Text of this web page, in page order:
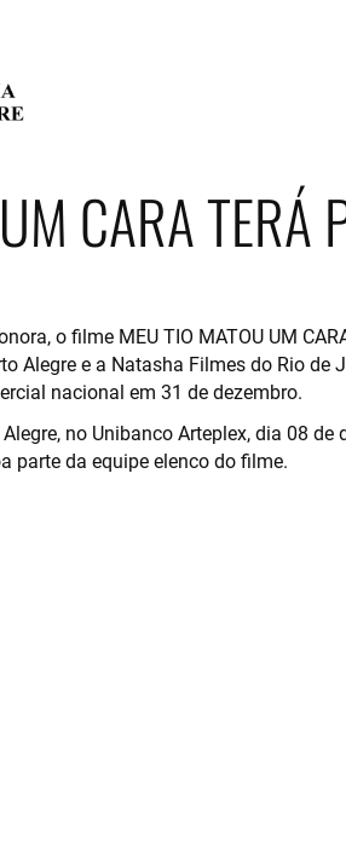
CARA TERÁ
o filme MEU TIO MATOU UM
Alegre e a Natasha Filmes do Rio de
nacional em 31 de dezembro.
no Unibanco Arteplex, dia 08 de
parte da equipe elenco do filme.